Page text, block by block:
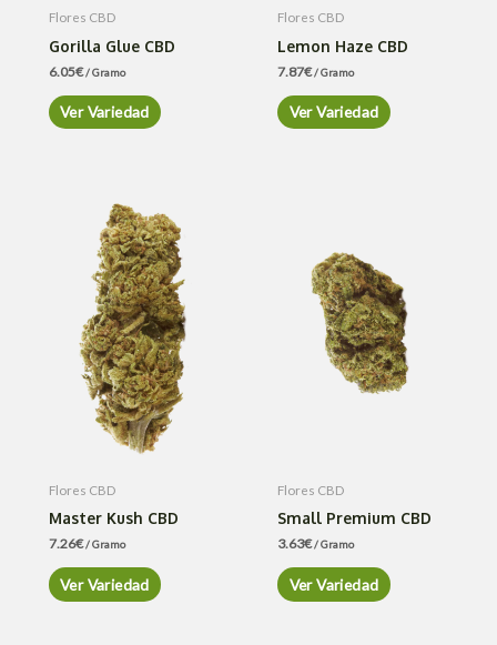
Flores CBD
Gorilla Glue CBD
6.05€/ Gramo
Ver Variedad
Flores CBD
Lemon Haze CBD
7.87€/ Gramo
Ver Variedad
Flores CBD
Master Kush CBD
7.26€/ Gramo
Ver Variedad
Flores CBD
Small Premium CBD
3.63€/ Gramo
Ver Variedad